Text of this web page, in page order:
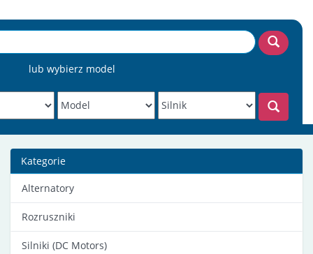
lub wybierz model
Kategorie
Alternatory
Rozruszniki
Silniki (DC Motors)